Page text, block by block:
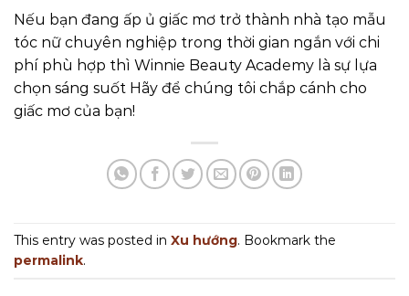
Nếu bạn đang ấp ủ giấc mơ trở thành nhà tạo mẫu
tóc nữ chuyên nghiệp trong thời gian ngắn với chi
phí phù hợp thì Winnie Beauty Academy là sự lựa
chọn sáng suốt Hãy để chúng tôi chắp cánh cho
giấc mơ của bạn!
This entry was posted in Xu hướng. Bookmark the
permalink.